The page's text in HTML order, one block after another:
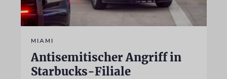
MIAMI
Antisemitischer Angriff in
Starbucks-Filiale